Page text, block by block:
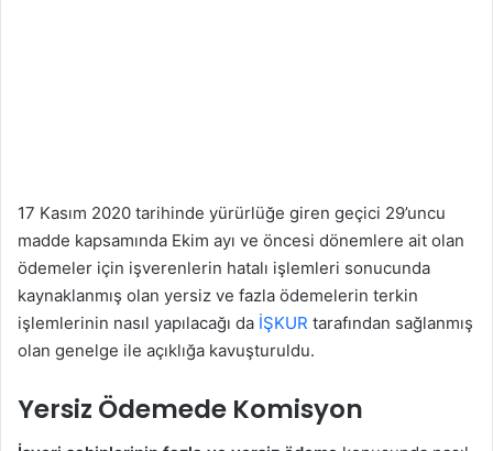
17 Kasım 2020 tarihinde yürürlüğe giren geçici 29’uncu
madde kapsamında Ekim ayı ve öncesi dönemlere ait olan
ödemeler için işverenlerin hatalı işlemleri sonucunda
kaynaklanmış olan yersiz ve fazla ödemelerin terkin
işlemlerinin nasıl yapılacağı da İŞKUR tarafından sağlanmış
olan genelge ile açıklığa kavuşturuldu.
Yersiz Ödemede Komisyon